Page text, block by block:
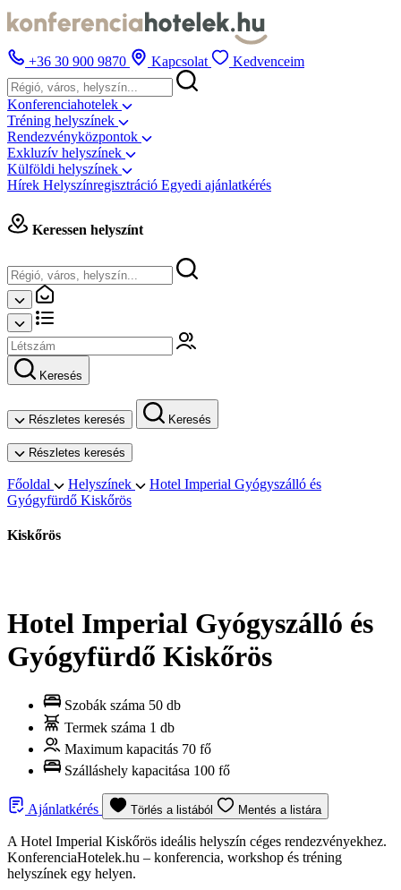
+36 30 900 9870 Kapcsolat Kedvenceim
Konferenciahotelek
Tréning helyszínek
Rendezvényközpontok
Exkluzív helyszínek
Külföldi helyszínek
Hírek Helyszínregisztráció Egyedi ajánlatkérés
Keressen helyszínt
Keresés
Részletes keresés Keresés
Részletes keresés
Főoldal Helyszínek
Hotel Imperial Gyógyszálló és
Gyógyfürdő Kiskőrös
Kiskőrös
Hotel Imperial Gyógyszálló és
Gyógyfürdő Kiskőrös
Szobák száma 50 db
Termek száma 1 db
Maximum kapacitás 70 fő
Szálláshely kapacitása 100 fő
Ajánlatkérés Törlés a listából Mentés a listára
A Hotel Imperial Kiskőrös ideális helyszín céges rendezvényekhez.
KonferenciaHotelek.hu – konferencia, workshop és tréning
helyszínek egy helyen.